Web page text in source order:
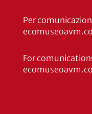
Per
For